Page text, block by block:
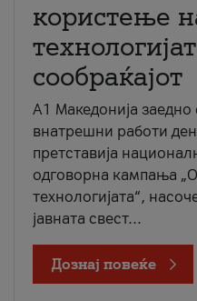
користење
сообраќајот
A1 Македонија
внатрешни работи
претставија
одговорна кампања
технологијата“,
јавната свест...
Дознај повеќе